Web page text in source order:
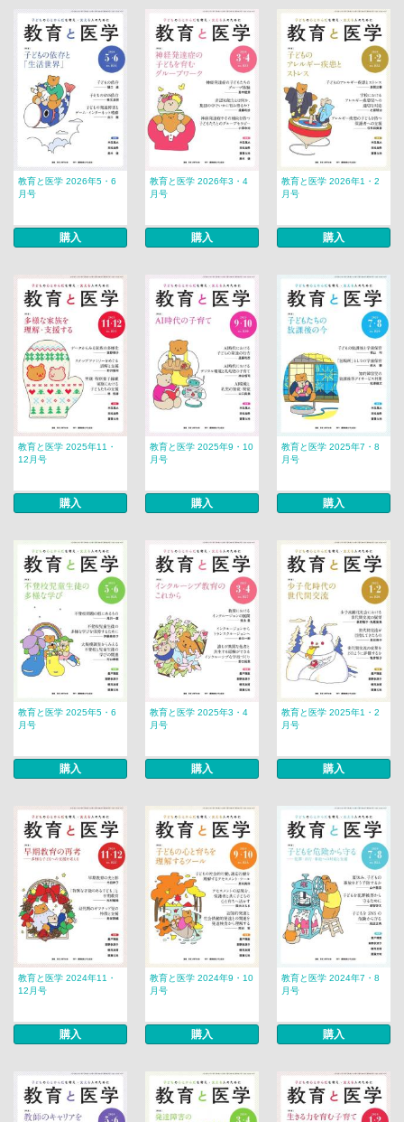
教育と医学 2026年5・6
月号
購入
教育と医学 2026年3・4
月号
購入
教育と医学 2026年1・2
月号
購入
教育と医学 2025年11・
12月号
購入
教育と医学 2025年9・10
月号
購入
教育と医学 2025年7・8
月号
購入
教育と医学 2025年5・6
月号
購入
教育と医学 2025年3・4
月号
購入
教育と医学 2025年1・2
月号
購入
教育と医学 2024年11・
12月号
購入
教育と医学 2024年9・10
月号
購入
教育と医学 2024年7・8
月号
購入